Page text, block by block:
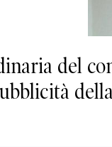
del